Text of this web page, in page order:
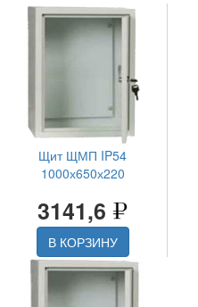
Щит ЩМП IP54
1000х650х220
3141,6
В КОРЗИНУ